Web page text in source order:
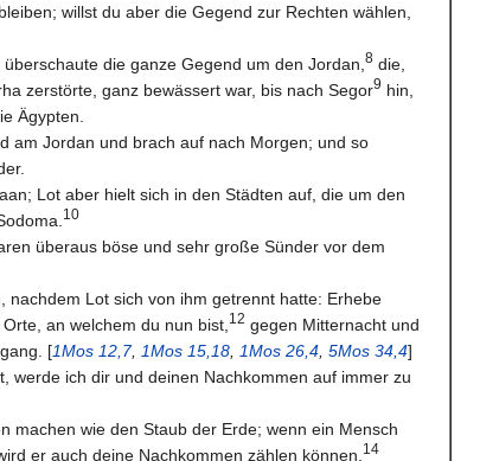
willst du aber die Gegend zur Rechten wählen,
die ganze Gegend um den Jordan, 8 die,
zerstörte, ganz bewässert war, bis nach Segor9 hin,
Ägypten.
am Jordan und brach auf nach Morgen; und so
Lot aber hielt sich in den Städten auf, die um den
10
überaus böse und sehr große Sünder vor dem
nachdem Lot sich von ihm getrennt hatte: Erhebe
an welchem du nun bist, 12 gegen Mitternacht und
[1Mos 12,7, 1Mos 15,18 1Mos 26,4 5Mos 34,4]
werde ich dir und deinen Nachkommen auf immer zu
machen wie den Staub der Erde; wenn ein Mensch
er auch deine Nachkommen zählen können. 14